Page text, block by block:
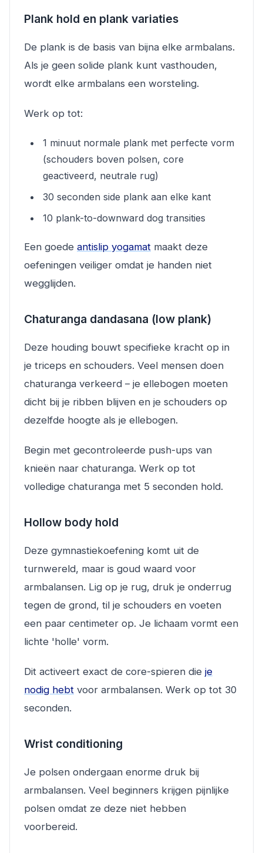
Plank hold en plank variaties
De plank is de basis van bijna elke armbalans.
Als je geen solide plank kunt vasthouden,
wordt elke armbalans een worsteling.
Werk op tot:
1 minuut normale plank met perfecte vorm
(schouders boven polsen, core
geactiveerd, neutrale rug)
30 seconden side plank aan elke kant
10 plank-to-downward dog transities
Een goede antislip yogamat maakt deze
oefeningen veiliger omdat je handen niet
wegglijden.
Chaturanga dandasana (low plank)
Deze houding bouwt specifieke kracht op in
je triceps en schouders. Veel mensen doen
chaturanga verkeerd – je ellebogen moeten
dicht bij je ribben blijven en je schouders op
dezelfde hoogte als je ellebogen.
Begin met gecontroleerde push-ups van
knieën naar chaturanga. Werk op tot
volledige chaturanga met 5 seconden hold.
Hollow body hold
Deze gymnastiekoefening komt uit de
turnwereld, maar is goud waard voor
armbalansen. Lig op je rug, druk je onderrug
tegen de grond, til je schouders en voeten
een paar centimeter op. Je lichaam vormt een
lichte 'holle' vorm.
Dit activeert exact de core-spieren die je
nodig hebt voor armbalansen. Werk op tot 30
seconden.
Wrist conditioning
Je polsen ondergaan enorme druk bij
armbalansen. Veel beginners krijgen pijnlijke
polsen omdat ze deze niet hebben
voorbereid.